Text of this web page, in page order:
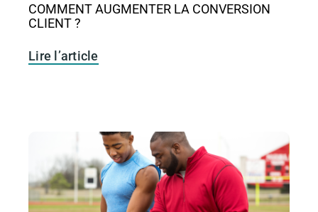
COMMENT AUGMENTER LA CONVERSION
CLIENT ?
Lire l’article